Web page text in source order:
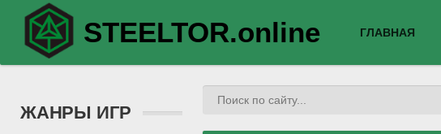
STEELTOR.online ГЛАВНАЯ
ЖАНРЫ ИГР